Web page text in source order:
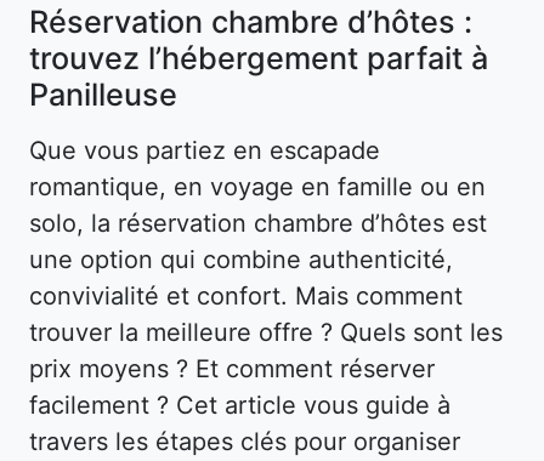
Réservation chambre d’hôtes :
trouvez l’hébergement parfait à
Panilleuse
Que vous partiez en escapade
romantique, en voyage en famille ou en
solo, la réservation chambre d’hôtes est
une option qui combine authenticité,
convivialité et confort. Mais comment
trouver la meilleure offre ? Quels sont les
prix moyens ? Et comment réserver
facilement ? Cet article vous guide à
travers les étapes clés pour organiser